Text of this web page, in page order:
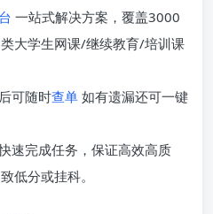
一站式解决方案，覆盖3000
大学生网课/继续教育/培训课
可随时查单 如有遗漏还可一键
速完成任务，保证高效高质
低分或挂科。